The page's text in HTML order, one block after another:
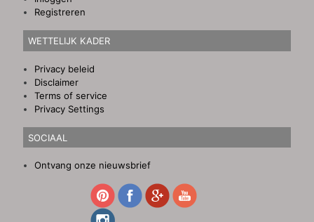
Registreren
WETTELIJK KADER
Privacy beleid
Disclaimer
Terms of service
Privacy Settings
SOCIAAL
Ontvang onze nieuwsbrief